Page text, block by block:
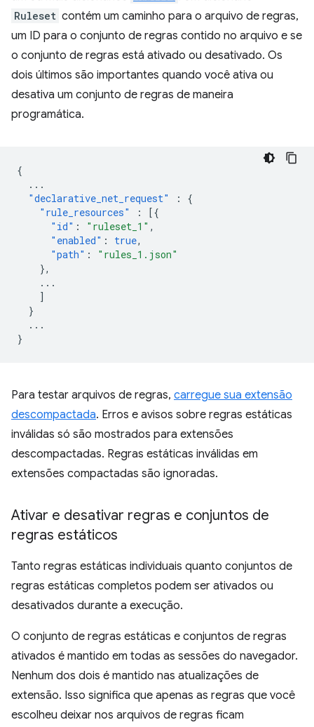
Ruleset contém um caminho para o arquivo de regras,
um ID para o conjunto de regras contido no arquivo e se
o conjunto de regras está ativado ou desativado. Os
dois últimos são importantes quando você ativa ou
desativa um conjunto de regras de maneira
programática.
{
...
"declarative_net_request"
:
{
"rule_resources"
:
[{
"id" : "ruleset_1" ,
"enabled" : true,
"path" :
"rules_1.json"
},
...
]
}
...
}
Para testar arquivos de regras, carregue sua extensão
descompactada. Erros e avisos sobre regras estáticas
inválidas só são mostrados para extensões
descompactadas. Regras estáticas inválidas em
extensões compactadas são ignoradas.
Ativar e desativar regras e conjuntos de
regras estáticos
Tanto regras estáticas individuais quanto conjuntos de
regras estáticas completos podem ser ativados ou
desativados durante a execução.
O conjunto de regras estáticas e conjuntos de regras
ativados é mantido em todas as sessões do navegador.
Nenhum dos dois é mantido nas atualizações de
extensão. Isso significa que apenas as regras que você
escolheu deixar nos arquivos de regras ficam